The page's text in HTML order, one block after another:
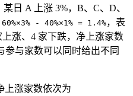
日 A 上涨 3%，B、C、D、
60%×3% - 40%×1% = 1.4%，表
涨、4 家下跌，净上涨家数
参与家数可以同时给出不同
上涨家数依次为